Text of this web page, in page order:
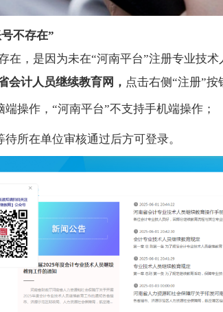
不存在”
在，是因为未在“河南平台”注册专业技术
会计人员继续教育网， 点击右侧“注册”按
操作，“河南平台”不支持手机端操作；
所在单位审核通过后方可登录。